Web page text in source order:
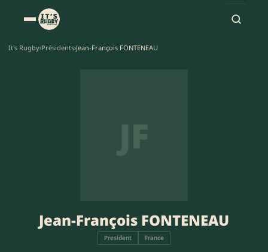
It's Rugby›Présidents›Jean-François FONTENEAU
JF
Jean-François FONTENEAU
President France